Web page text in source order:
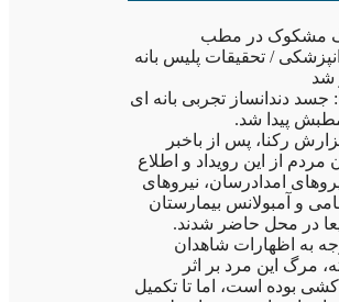
مشکوک در مطب
/ تحقیقات پلیس بانه
شد
جسد دندانساز تجربی بانه ای
پیدا شد.
رکنا، پس از باخبر
از این رویداد و اطلاع
امدادرسان، نیروهای
و آمبولانس بیمارستان
در محل حاضر شدند.
به اظهارات شاهدان
مرگ این مرد بر اثر
بوده است، اما تا تکمیل